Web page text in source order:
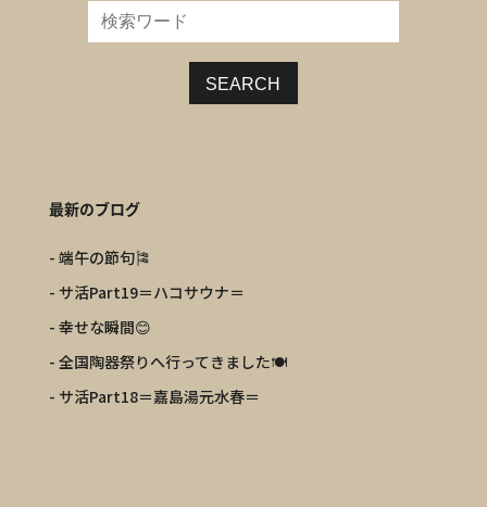
SEARCH
最新のブログ
- 端午の節句🎏
- サ活Part19＝ハコサウナ＝
- 幸せな瞬間😊
- 全国陶器祭りへ行ってきました🍽️
- サ活Part18＝嘉島湯元水春＝